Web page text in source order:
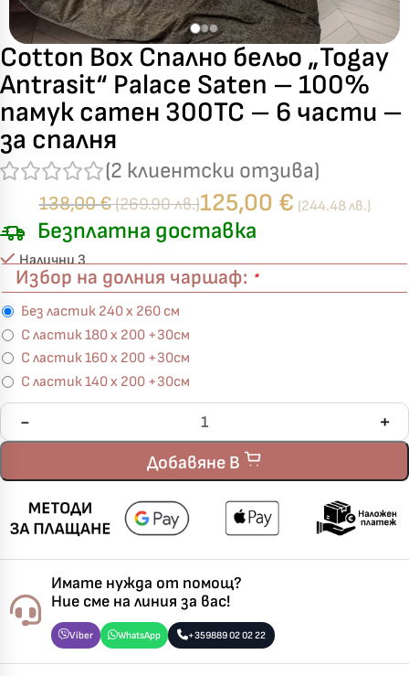
Cotton Box Спално бельо „Togay
Antrasit“ Palace Saten – 100%
памук сатен 300TC – 6 части –
за спалня
(2 клиентски отзива)
138,00€(269.90 лв.)125,00 € (244.48 лв.)
Безплатна доставка
Налични 3
Избор на долния чаршаф: *
Без ластик 240 х 260 см
С ластик 180 х 200 +30см
С ластик 160 х 200 +30см
С ластик 140 х 200 +30см
Добавяне В
Имате нужда от помощ?
Ние сме на линия за вас!
Viber WhatsApp +359889 02 02 22